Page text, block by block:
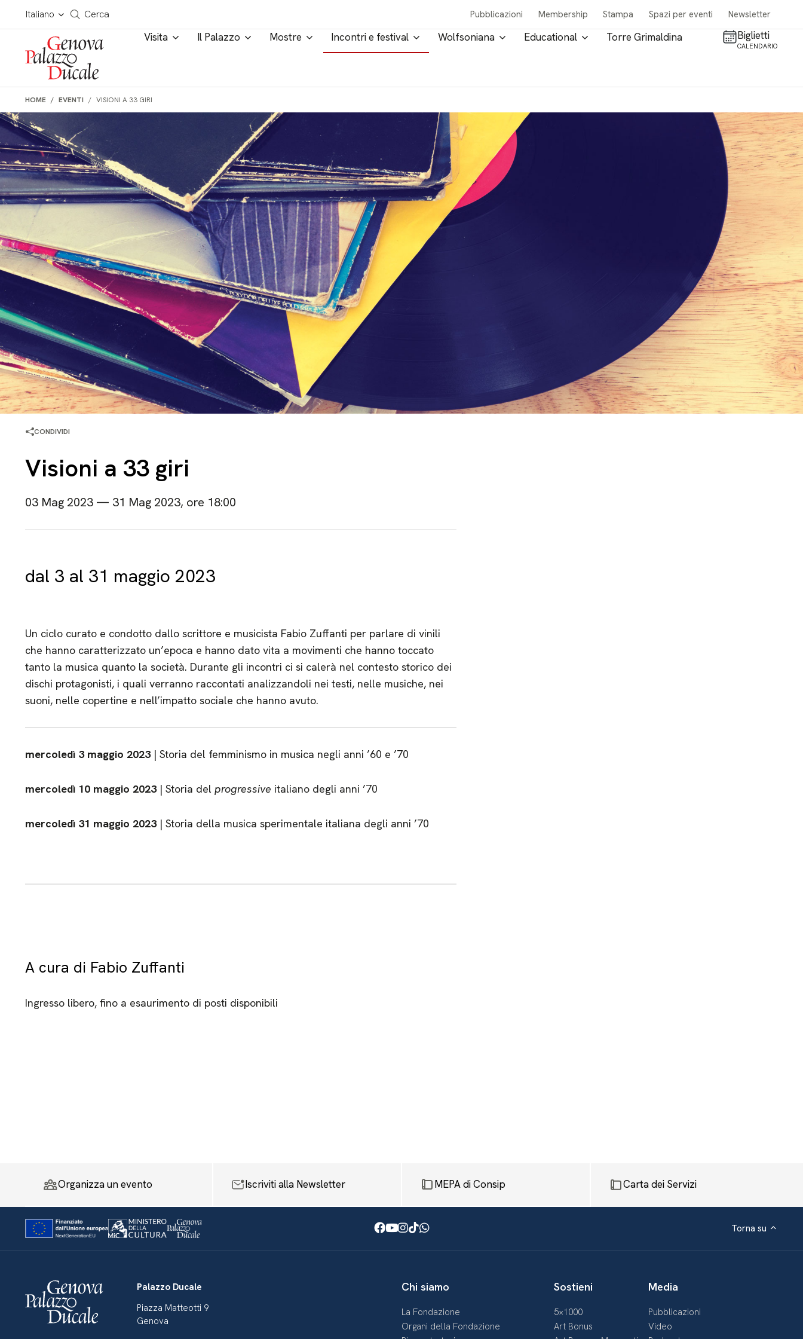
Salta al contenuto
Italiano
Cerca in tutto il sito
Cerca Pubblicazioni Membership Stampa Spazi per eventi Newsletter
Visita Il Palazzo Mostre Incontri e festival Wolfsoniana Educational Torre Grimaldina Biglietti
CALENDARIO
HOME EVENTI VISIONI A 33 GIRI
CONDIVIDI
Visioni a 33 giri
03 Mag 2023 — 31 Mag 2023, ore 18:00
dal 3 al 31 maggio 2023
Un ciclo curato e condotto dallo scrittore e musicista Fabio Zuffanti per parlare di vinili
che hanno caratterizzato un’epoca e hanno dato vita a movimenti che hanno toccato
tanto la musica quanto la società. Durante gli incontri ci si calerà nel contesto storico dei
dischi protagonisti, i quali verranno raccontati analizzandoli nei testi, nelle musiche, nei
suoni, nelle copertine e nell’impatto sociale che hanno avuto.
mercoledì 3 maggio 2023| Storia del femminismo in musica negli anni ’60 e ’70
mercoledì 10 maggio 2023| Storia del progressive italiano degli anni ’70
mercoledì 31 maggio 2023| Storia della musica sperimentale italiana degli anni ’70
A cura di Fabio Zuffanti
Ingresso libero, fino a esaurimento di posti disponibili
Organizza un evento Iscriviti alla Newsletter MEPA di Consip Carta dei Servizi
Facebook
Youtube
Instagram
TikTok
WhatsApp Torna su
Palazzo Ducale
Piazza Matteotti 9
Genova
Chi siamo
La Fondazione
Organi della Fondazione
Sostieni
5×1000
Art Bonus
Media
Pubblicazioni
Video